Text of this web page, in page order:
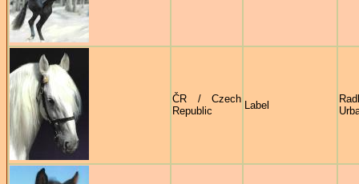
ČR / Czech
Republic
Label